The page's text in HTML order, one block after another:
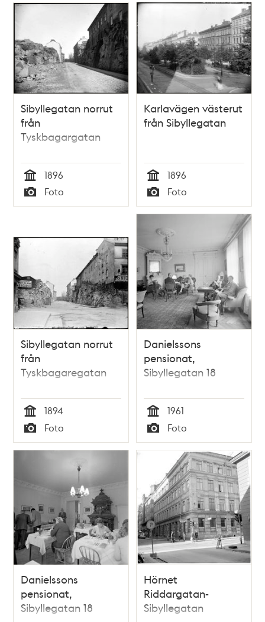
Sibyllegatan norrut
från
Tyskbagargatan
Tid
1896
Typ
Foto
Karlavägen västerut
från Sibyllegatan
Tid
1896
Typ
Foto
Sibyllegatan norrut
från
Tyskbagaregatan
Tid
1894
Typ
Foto
Danielssons
pensionat,
Sibyllegatan 18
Tid
1961
Typ
Foto
Danielssons
pensionat,
Sibyllegatan 18
Hörnet
Riddargatan-
Sibyllegatan